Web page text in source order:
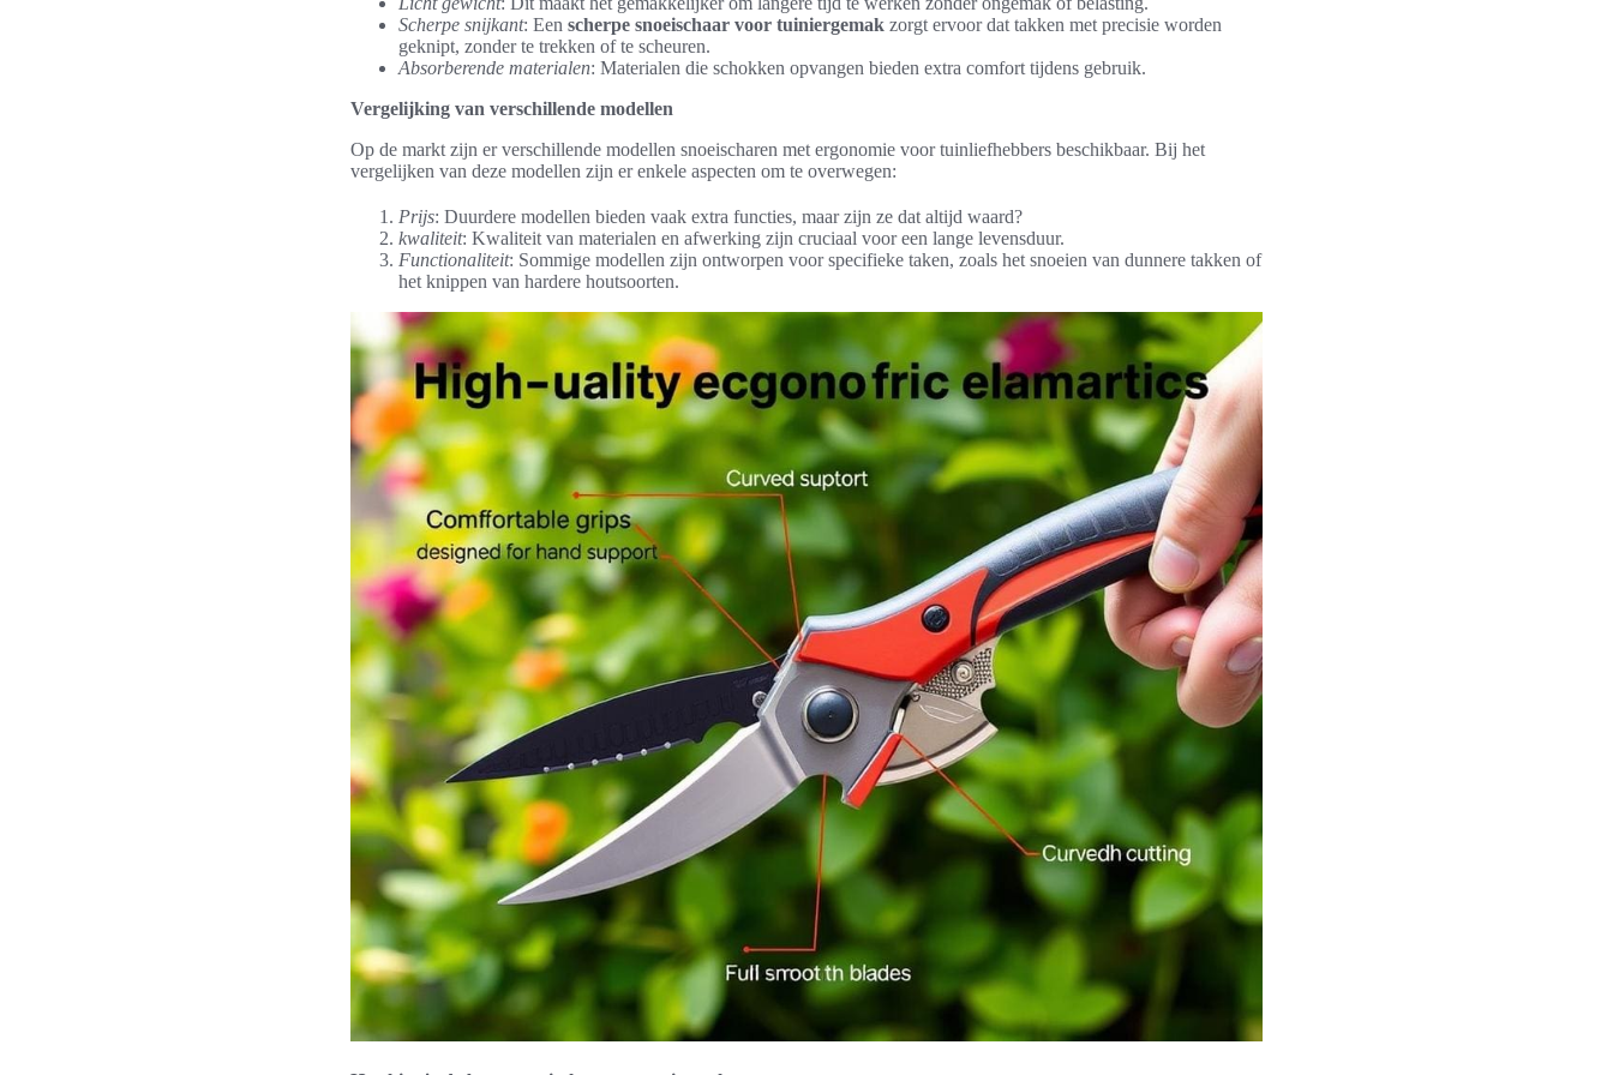
Scherpe snijkant: Een scherpe snoeischaar voor tuiniergemak zorgt ervoor dat takken met precisie worden
geknipt, zonder te trekken of te scheuren.
Absorberende materialen: Materialen die schokken opvangen bieden extra comfort tijdens gebruik.
Vergelijking van verschillende modellen
Op de markt zijn er verschillende modellen snoeischaren met ergonomie voor tuinliefhebbers beschikbaar. Bij het
vergelijken van deze modellen zijn er enkele aspecten om te overwegen:
Prijs: Duurdere modellen bieden vaak extra functies, maar zijn ze dat altijd waard?
kwaliteit: Kwaliteit van materialen en afwerking zijn cruciaal voor een lange levensduur.
Functionaliteit: Sommige modellen zijn ontworpen voor specifieke taken, zoals het snoeien van dunnere takken of
het knippen van hardere houtsoorten.